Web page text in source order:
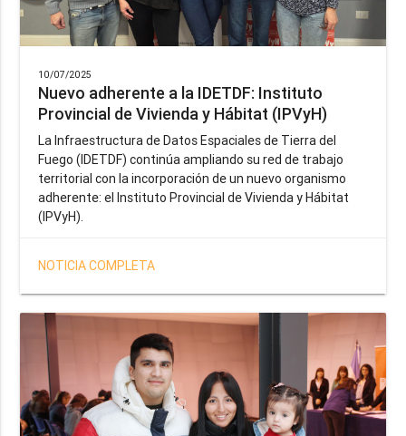
10/07/2025
Nuevo adherente a la IDETDF: Instituto
Provincial de Vivienda y Hábitat (IPVyH)
La Infraestructura de Datos Espaciales de Tierra del
Fuego (IDETDF) continúa ampliando su red de trabajo
territorial con la incorporación de un nuevo organismo
adherente: el Instituto Provincial de Vivienda y Hábitat
(IPVyH).
NOTICIA COMPLETA